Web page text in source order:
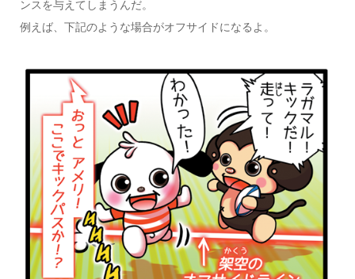
ンスを与えてしまうんだ。
例えば、下記のような場合がオフサイドになるよ。